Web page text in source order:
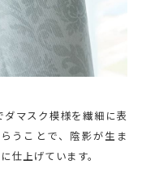
マスク模様を繊細に表
うことで、陰影が生ま
仕上げています。